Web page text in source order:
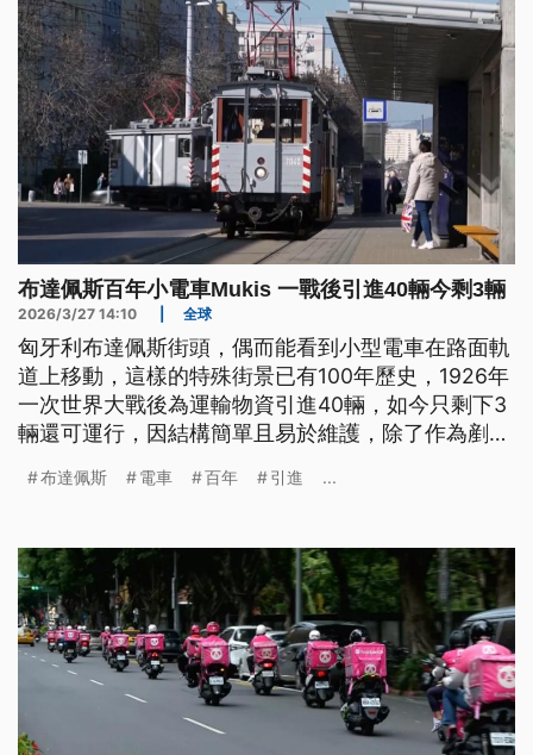
布達佩斯百年小電車Mukis 一戰後引進40輛今剩3輛
2026/3/27 14:10 全球
匈牙利布達佩斯街頭，偶而能看到小型電車在路面軌
道上移動，這樣的特殊街景已有100年歷史，1926年
一次世界大戰後為運輸物資引進40輛，如今只剩下3
輛還可運行，因結構簡單且易於維護，除了作為剷雪
布達佩斯 電車 百年 引進 ...